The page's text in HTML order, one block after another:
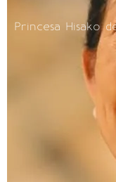
Princesa Hisako